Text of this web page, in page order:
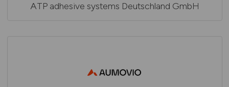
ATP adhesive systems Deutschland GmbH